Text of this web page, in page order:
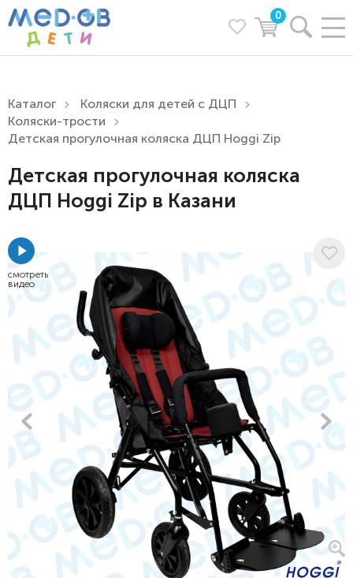
0
Каталог
Коляски для детей с ДЦП
Коляски-трости
Детская прогулочная коляска ДЦП Hoggi Zip
Детская прогулочная коляска
ДЦП Hoggi Zip в Казани
смотреть
видео